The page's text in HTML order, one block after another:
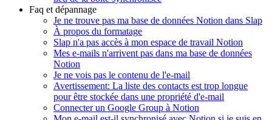
Faq et dépannage
Je ne trouve pas ma base de données Notion dans Slap
À propos du formatage
Slap n'a pas accès à mon espace de travail Notion
Mes e-mails n'arrivent pas dans ma base de données
Notion
Je ne vois pas le contenu de l'e-mail
Avertissement: La liste des contacts est trop longue
pour être stockée dans une propriété d'e-mail
Connecter un Google Group à Notion